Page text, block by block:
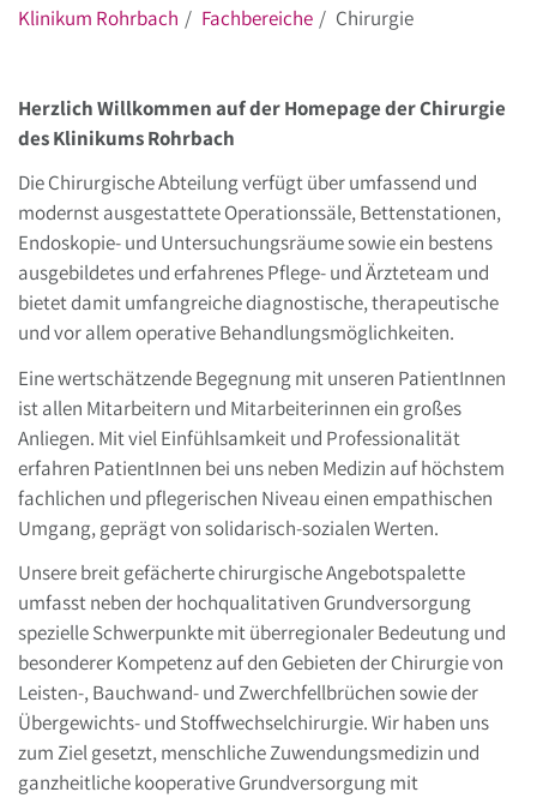
Klinikum Rohrbach Fachbereiche Chirurgie
Herzlich Willkommen auf der Homepage der Chirurgie
des Klinikums Rohrbach
Die Chirurgische Abteilung verfügt über umfassend und
modernst ausgestattete Operationssäle, Bettenstationen,
Endoskopie- und Untersuchungsräume sowie ein bestens
ausgebildetes und erfahrenes Pflege- und Ärzteteam und
bietet damit umfangreiche diagnostische, therapeutische
und vor allem operative Behandlungsmöglichkeiten.
Eine wertschätzende Begegnung mit unseren PatientInnen
ist allen Mitarbeitern und Mitarbeiterinnen ein großes
Anliegen. Mit viel Einfühlsamkeit und Professionalität
erfahren PatientInnen bei uns neben Medizin auf höchstem
fachlichen und pflegerischen Niveau einen empathischen
Umgang, geprägt von solidarisch-sozialen Werten.
Unsere breit gefächerte chirurgische Angebotspalette
umfasst neben der hochqualitativen Grundversorgung
spezielle Schwerpunkte mit überregionaler Bedeutung und
besonderer Kompetenz auf den Gebieten der Chirurgie von
Leisten-, Bauchwand- und Zwerchfellbrüchen sowie der
Übergewichts- und Stoffwechselchirurgie. Wir haben uns
zum Ziel gesetzt, menschliche Zuwendungsmedizin und
ganzheitliche kooperative Grundversorgung mit